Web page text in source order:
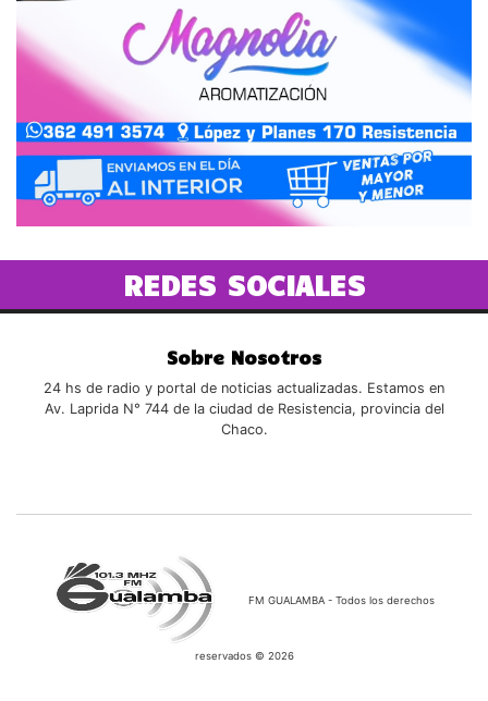
REDES SOCIALES
Sobre Nosotros
24 hs de radio y portal de noticias actualizadas. Estamos en
Av. Laprida N° 744 de la ciudad de Resistencia, provincia del
Chaco.
FM GUALAMBA - Todos los derechos
reservados © 2026